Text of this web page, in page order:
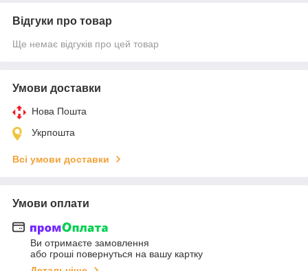
Відгуки про товар
Ще немає відгуків про цей товар
Умови доставки
Нова Пошта
Укрпошта
Всі умови доставки
Умови оплати
Ви отримаєте замовлення
або гроші повернуться на вашу картку